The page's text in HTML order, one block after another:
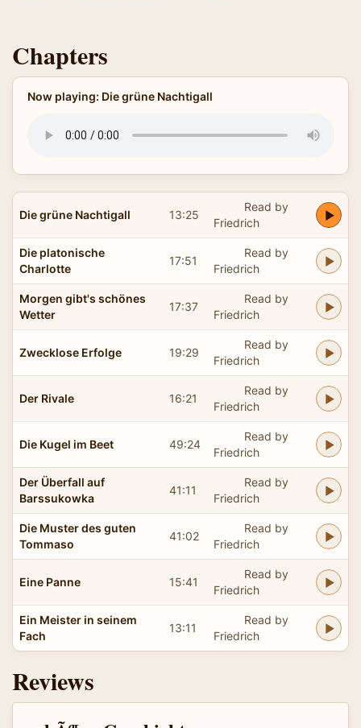
Chapters
Now playing: Die grüne Nachtigall
Die grüne Nachtigall 13:25
Read by
Friedrich
Die platonische
Charlotte
17:51
Read by
Friedrich
Morgen gibt's schönes
Wetter
17:37
Read by
Friedrich
Zwecklose Erfolge 19:29
Read by
Friedrich
Der Rivale 16:21
Read by
Friedrich
Die Kugel im Beet 49:24
Read by
Friedrich
Der Überfall auf
Barssukowka
41:11
Read by
Friedrich
Die Muster des guten
Tommaso
41:02
Read by
Friedrich
Eine Panne 15:41
Read by
Friedrich
Ein Meister in seinem
Fach
13:11
Read by
Friedrich
Reviews